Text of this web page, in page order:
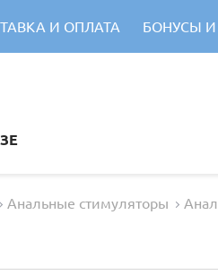
И ОПЛАТА БОНУСЫ
Анальные стимуляторы